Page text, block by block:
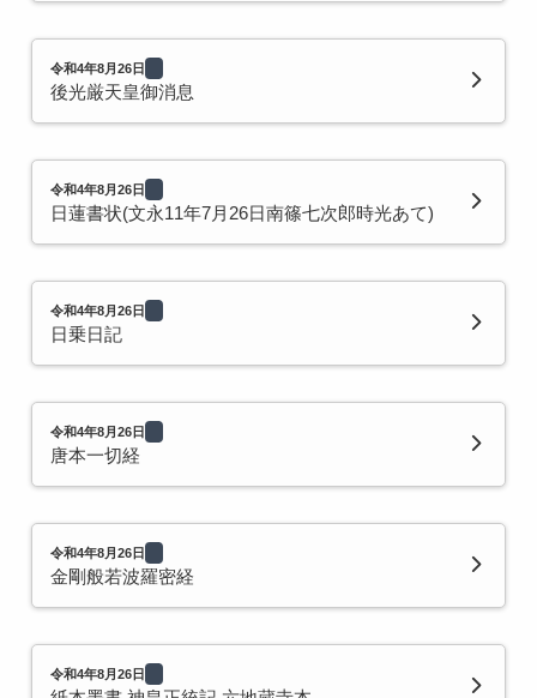
令和4年8月26日
後光厳天皇御消息
令和4年8月26日
日蓮書状(文永11年7月26日南篠七次郎時光あて)
令和4年8月26日
日乗日記
令和4年8月26日
唐本一切経
令和4年8月26日
金剛般若波羅密経
令和4年8月26日